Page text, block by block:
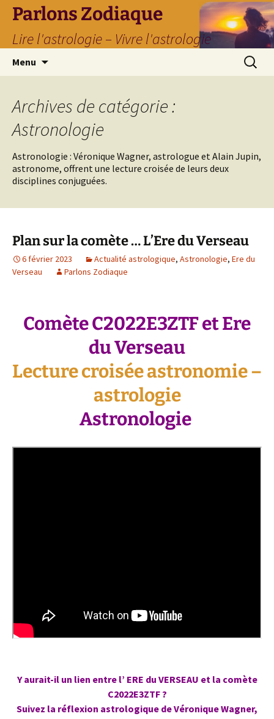
Parlons Zodiaque
Lire l'astrologie – Vivre l'astrologie
Menu
Archives de catégorie :
Astronologie
Astronologie : Véronique Wagner, astrologue et Alain Jupin,
astronome, offrent une lecture croisée de leurs deux
disciplines conjuguées.
Plan sur la comète … L’Ere du Verseau
6 février 2023 Actualité astrologique, Astronologie, Ere du
Verseau
Parlons Zodiaque
Comète C2022E3ZTF et Ere
du Verseau
Lecture croisée astronomie –
astrologie
Astronologie
Y aurait-il un lien entre l’ ERE du VERSEAU et la comète
C2022E3ZTF ?
Suivez la réflexion astrologique de Véronique Wagner,